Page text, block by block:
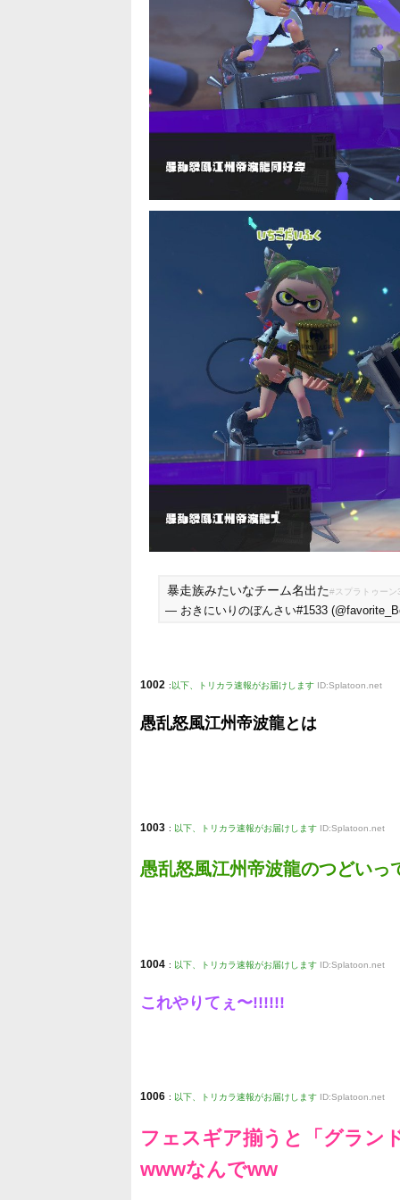
暴走族みたいなチーム名出た#スプラトゥーン
— おきにいりのぼんさい#1533
1002 :以下、トリカラ速報がお届けします ID:Splatoon.net
愚乱怒風江州帝波龍とは
1003 : 以下、トリカラ速報がお届けします ID:Splatoon.net
愚乱怒風江州帝波龍のつどいっ
1004 : 以下、トリカラ速報がお届けします ID:Splatoon.net
これやりてぇ〜!!!!!!
1006 : 以下、トリカラ速報がお届けします ID:Splatoon.net
フェスギア揃うと「グラン
wwwなんでww